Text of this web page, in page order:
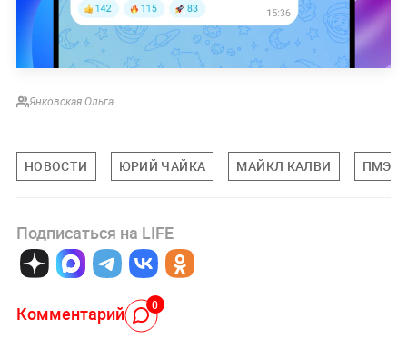
Янковская Ольга
НОВОСТИ ЮРИЙ ЧАЙКА МАЙКЛ КАЛВИ ПМЭФ
Подписаться на LIFE
Комментарий 0